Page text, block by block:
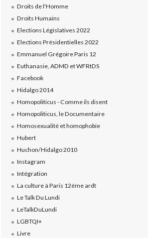
Droits de l'Homme
Droits Humains
Elections Législatives 2022
Elections Présidentielles 2022
Emmanuel Grégoire Paris 12
Euthanasie, ADMD et WFRtDS
Facebook
Hidalgo 2014
Homopoliticus - Comme ils disent
Homopoliticus, le Documentaire
Homosexualité et homophobie
Hubert
Huchon/Hidalgo 2010
Instagram
Intégration
La culture à Paris 12éme ardt
Le Talk Du Lundi
LeTalkDuLundi
LGBTQI+
Livre